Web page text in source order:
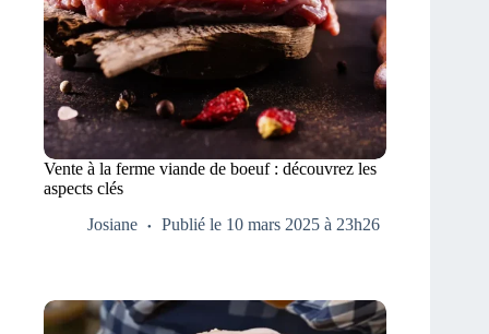
Vente à la ferme viande de boeuf : découvrez les
aspects clés
Josiane
Publié le 10 mars 2025 à 23h26